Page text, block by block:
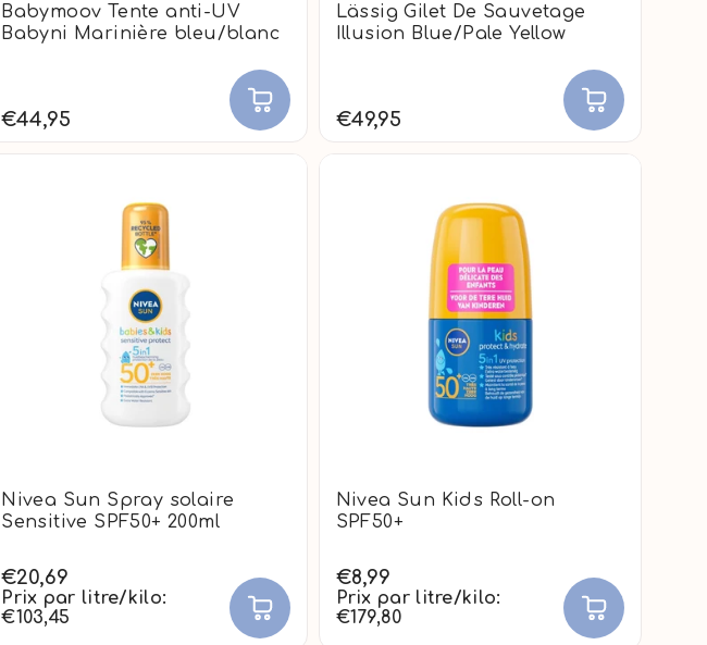
Babymoov Tente anti-UV
Babyni Marinière bleu/blanc
€44,95
Lässig Gilet De Sauvetage
Illusion Blue/Pale Yellow
€49,95
Nivea Sun Spray solaire
Sensitive SPF50+ 200ml
€20,69
Prix par litre/kilo:
€103,45
Nivea Sun Kids Roll-on
SPF50+
€8,99
Prix par litre/kilo:
€179,80